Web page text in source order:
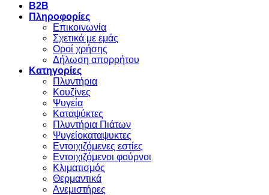
B2B
Πληροφορίες
Επικοινωνία
Σχετικά με εμάς
Οροί χρήσης
Δήλωση απορρήτου
Κατηγορίες
Πλυντήρια
Κουζίνες
Ψυγεία
Καταψύκτες
Πλυντήρια Πιάτων
Ψυγείοκαταψυκτες
Εντοιχιζόμενες εστίες
Εντοιχιζόμενοι φούρνοι
Κλιματισμός
Θερμαντικά
Ανεμιστήρες